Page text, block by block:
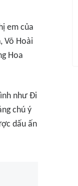
em của
Võ Hoài
Hoa
như Đi
chú ý
dấu ấn